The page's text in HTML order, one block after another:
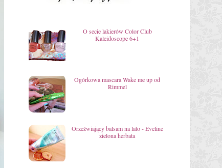
O secie lakierów Color Club
Kaleidoscope 6+1
Ogórkowa mascara Wake me up od
Rimmel
Orzeźwiający balsam na lato - Eveline
zielona herbata